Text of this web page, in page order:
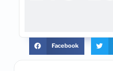
Facebook